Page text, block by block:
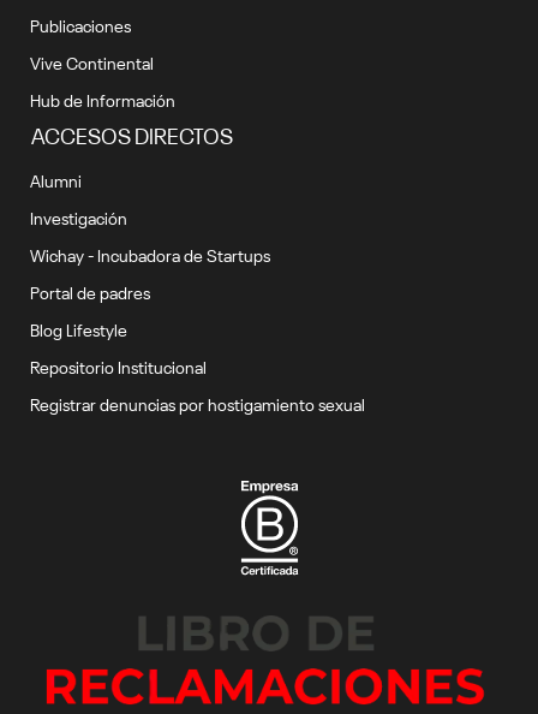
Publicaciones
Vive Continental
Hub de Información
ACCESOS DIRECTOS
Alumni
Investigación
Wichay - Incubadora de Startups
Portal de padres
Blog Lifestyle
Repositorio Institucional
Registrar denuncias por hostigamiento sexual